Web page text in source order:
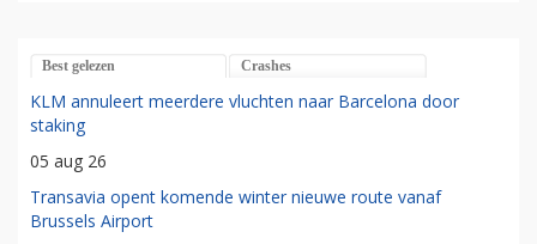
Best gelezen Crashes
KLM annuleert meerdere vluchten naar Barcelona door
staking
05 aug 26
Transavia opent komende winter nieuwe route vanaf
Brussels Airport